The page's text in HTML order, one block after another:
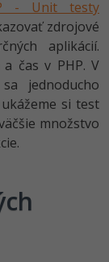
- Unit testy
zdrojové
aplikácií.
čas v PHP. V
jednoducho
si test
množstvo